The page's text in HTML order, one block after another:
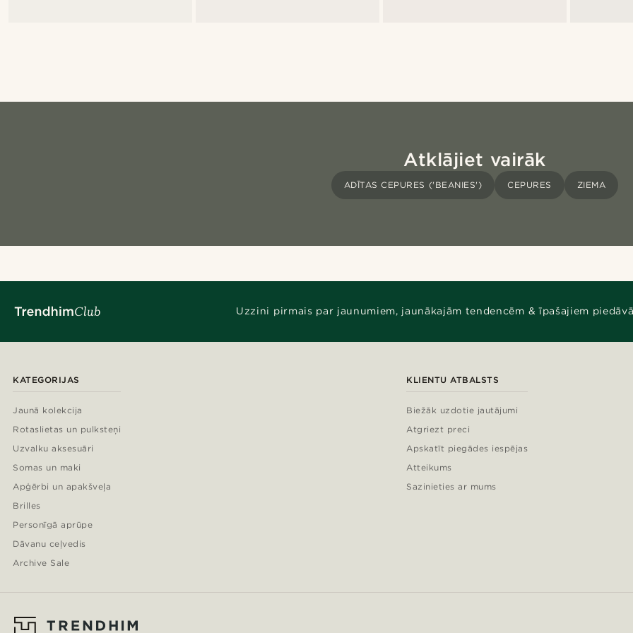
Atklājiet vairāk
ADĪTAS CEPURES ('BEANIES') CEPURES ZIEMA
Uzzini pirmais par jaunumiem, jaunākajām tendencēm & īpašajiem
KATEGORIJAS
Jaunā kolekcija
Rotaslietas un pulksteņi
Uzvalku aksesuāri
Somas un maki
Apģērbi un apakšveļa
Brilles
Personīgā aprūpe
Dāvanu ceļvedis
Archive Sale
KLIENTU ATBALSTS
Biežāk uzdotie jautājumi
Atgriezt preci
Apskatīt piegādes iespējas
Atteikums
Sazinieties ar mums